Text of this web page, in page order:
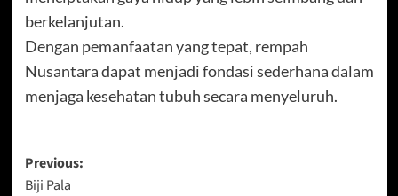
berkelanjutan.
Dengan pemanfaatan yang tepat, rempah
Nusantara dapat menjadi fondasi sederhana dalam
menjaga kesehatan tubuh secara menyeluruh.
Post
Previous:
Biji Pala